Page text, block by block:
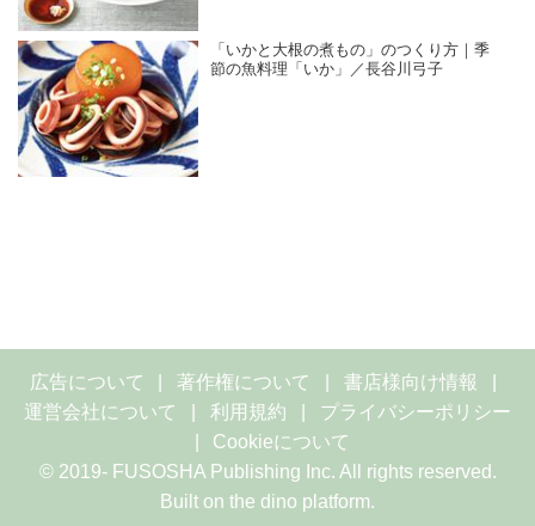
「いかと大根の煮もの」のつくり方｜季
節の魚料理「いか」／長谷川弓子
広告について 著作権について
書店様向け情報
運営会社について
利用規約
プライバシーポリシー
Cookieについて
© 2019- FUSOSHA Publishing Inc. All rights reserved.
Built on the dino platform.